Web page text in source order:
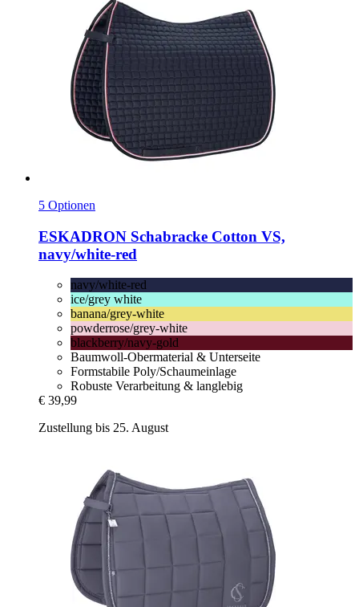
5 Optionen
ESKADRON Schabracke Cotton VS,
navy/white-​red
navy/white-red
ice/grey white
banana/grey-white
powderrose/grey-white
blackberry/navy-gold
Baumwoll-Obermaterial & Unterseite
Formstabile Poly/Schaumeinlage
Robuste Verarbeitung & langlebig
€ 39,99
Zustellung bis 25. August